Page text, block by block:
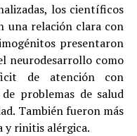
los científicos
una relación clara con
presentaron
neurodesarrollo como
de atención con
problemas de salud
También fueron más
y rinitis alérgica.